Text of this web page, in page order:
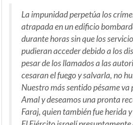
La impunidad perpetúa los
atrapada en un edificio
durante horas sin que los
pudieran acceder debido a los
pesar de los llamados a las
cesaran el fuego y salvarla, no
Nuestro más sentido pésame
Amal y deseamos una pronta
Faraj, quien también fue herida